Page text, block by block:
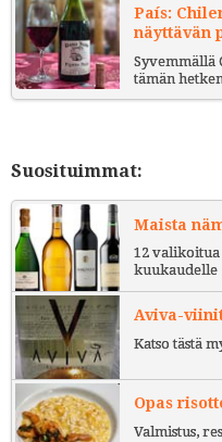
País:
näyttävän
Syvemmällä
tämän
Suosituimmat:
Maista
12
kuukaudelle
Aviva-
Katso tästä
Opas
Valmistus,